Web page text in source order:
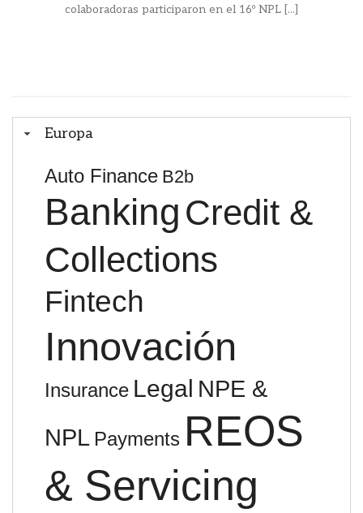
Europa
Auto Finance B2b
Banking Credit &
Collections
Fintech
Innovación
Insurance Legal NPE &
NPL Payments REOS
& Servicing
colaboradoras participaron en el 16º NPL [...]